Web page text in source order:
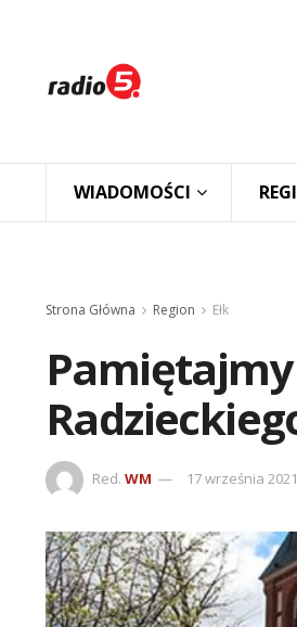
WIADOMOŚCI
Strona Główna Region Ełk
Red. WM 17 września 2021